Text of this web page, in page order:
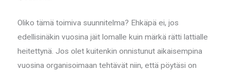
Oliko tämä toimiva suunnitelma? Ehkäpä ei, jos
edellisinäkin vuosina jäit lomalle kuin märkä rätti lattialle
heitettynä. Jos olet kuitenkin onnistunut aikaisempina
vuosina organisoimaan tehtävät niin, että pöytäsi on